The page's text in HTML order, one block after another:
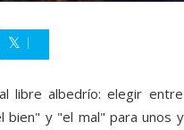
libre albedrío: elegir
bien" y "el mal" para unos